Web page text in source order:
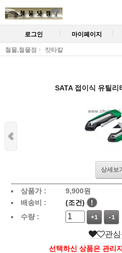
로그인 마이페이지
철물,철물점 캇타칼
SATA 접이식 유틸리
상세보기
상품가 : 9,900원
배송비 :
(조건)
!
수량 :
+1 -1
관
선택하신 상품은 관리